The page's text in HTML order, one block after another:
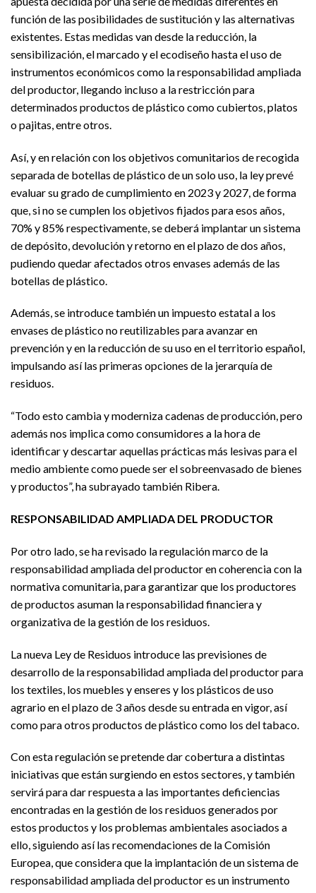
función de las posibilidades de sustitución y las alternativas
existentes. Estas medidas van desde la reducción, la
sensibilización, el marcado y el ecodiseño hasta el uso de
instrumentos económicos como la responsabilidad ampliada
del productor, llegando incluso a la restricción para
determinados productos de plástico como cubiertos, platos
o pajitas, entre otros.
Así, y en relación con los objetivos comunitarios de recogida
separada de botellas de plástico de un solo uso, la ley prevé
evaluar su grado de cumplimiento en 2023 y 2027, de forma
que, si no se cumplen los objetivos fijados para esos años,
70% y 85% respectivamente, se deberá implantar un sistema
de depósito, devolución y retorno en el plazo de dos años,
pudiendo quedar afectados otros envases además de las
botellas de plástico.
Además, se introduce también un impuesto estatal a los
envases de plástico no reutilizables para avanzar en
prevención y en la reducción de su uso en el territorio español,
impulsando así las primeras opciones de la jerarquía de
residuos.
“Todo esto cambia y moderniza cadenas de producción, pero
además nos implica como consumidores a la hora de
identificar y descartar aquellas prácticas más lesivas para el
medio ambiente como puede ser el sobreenvasado de bienes
y productos”, ha subrayado también Ribera.
RESPONSABILIDAD AMPLIADA DEL PRODUCTOR
Por otro lado, se ha revisado la regulación marco de la
responsabilidad ampliada del productor en coherencia con la
normativa comunitaria, para garantizar que los productores
de productos asuman la responsabilidad financiera y
organizativa de la gestión de los residuos.
La nueva Ley de Residuos introduce las previsiones de
desarrollo de la responsabilidad ampliada del productor para
los textiles, los muebles y enseres y los plásticos de uso
agrario en el plazo de 3 años desde su entrada en vigor, así
como para otros productos de plástico como los del tabaco.
Con esta regulación se pretende dar cobertura a distintas
iniciativas que están surgiendo en estos sectores, y también
servirá para dar respuesta a las importantes deficiencias
encontradas en la gestión de los residuos generados por
estos productos y los problemas ambientales asociados a
ello, siguiendo así las recomendaciones de la Comisión
Europea, que considera que la implantación de un sistema de
responsabilidad ampliada del productor es un instrumento